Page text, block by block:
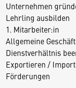
Unternehmen
Lehrling ausbilden
1. Mitarbeiter:in
Allgemeine
Dienstverhältnis
Exportieren /
Förderungen